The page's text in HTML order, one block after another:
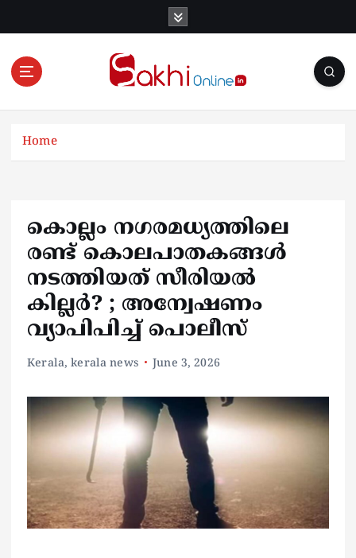
Online News Portal
Home
കൊല്ലം നഗരമധ്യത്തിലെ
രണ്ട് കൊലപാതകങ്ങൾ
നടത്തിയത് സീരിയൽ
കില്ലർ? ; അന്വേഷണം
വ്യാപിപിച്ച് പൊലീസ്
Kerala,kerala news June 3, 2026